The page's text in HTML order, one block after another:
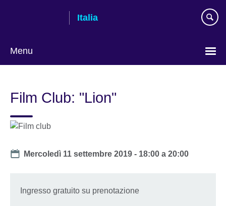
Italia
Menu
Film Club: "Lion"
Date
Mercoledì 11 settembre 2019 - 18:00 a20:00
Ingresso gratuito su prenotazione